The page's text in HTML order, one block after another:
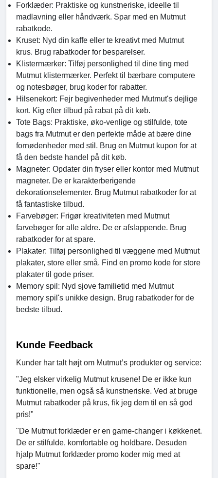
Forklæder: Praktiske og kunstneriske, ideelle til
madlavning eller håndværk. Spar med en Mutmut
rabatkode.
Kruset: Nyd din kaffe eller te kreativt med Mutmut
krus. Brug rabatkoder for besparelser.
Klistermærker: Tilføj personlighed til dine ting med
Mutmut klistermærker. Perfekt til bærbare computere
og notesbøger, brug koder for rabatter.
Hilsenekort: Fejr begivenheder med Mutmut's dejlige
kort. Kig efter tilbud på rabat på dit køb.
Tote Bags: Praktiske, øko-venlige og stilfulde, tote
bags fra Mutmut er den perfekte måde at bære dine
fornødenheder med stil. Brug en Mutmut kupon for at
få den bedste handel på dit køb.
Magneter: Opdater din fryser eller kontor med Mutmut
magneter. De er karakterberigende
dekorationselementer. Brug Mutmut rabatkoder for at
få fantastiske tilbud.
Farvebøger: Frigør kreativiteten med Mutmut
farvebøger for alle aldre. De er afslappende. Brug
rabatkoder for at spare.
Plakater: Tilføj personlighed til væggene med Mutmut
plakater, store eller små. Find en promo kode for store
plakater til gode priser.
Memory spil: Nyd sjove familietid med Mutmut
memory spil's unikke design. Brug rabatkoder for de
bedste tilbud.
Kunde Feedback
Kunder har talt højt om Mutmut’s produkter og service:
"Jeg elsker virkelig Mutmut krusene! De er ikke kun
funktionelle, men også så kunstneriske. Ved at bruge
Mutmut rabatkoder på krus, fik jeg dem til en så god
pris!"
"De Mutmut forklæder er en game-changer i køkkenet.
De er stilfulde, komfortable og holdbare. Desuden
hjalp Mutmut forklæder promo koder mig med at
spare!"